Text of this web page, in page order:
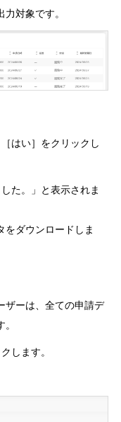
対象です。
はい］をクリックし
た。」と表示されま
をダウンロードしま
ザーは、全ての申請デ
します。